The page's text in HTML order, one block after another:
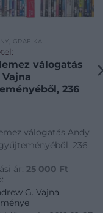
GRAFIKA
válogatás
236
válogatás Andy
236
ár: 25 000 Ft
G. Vajna